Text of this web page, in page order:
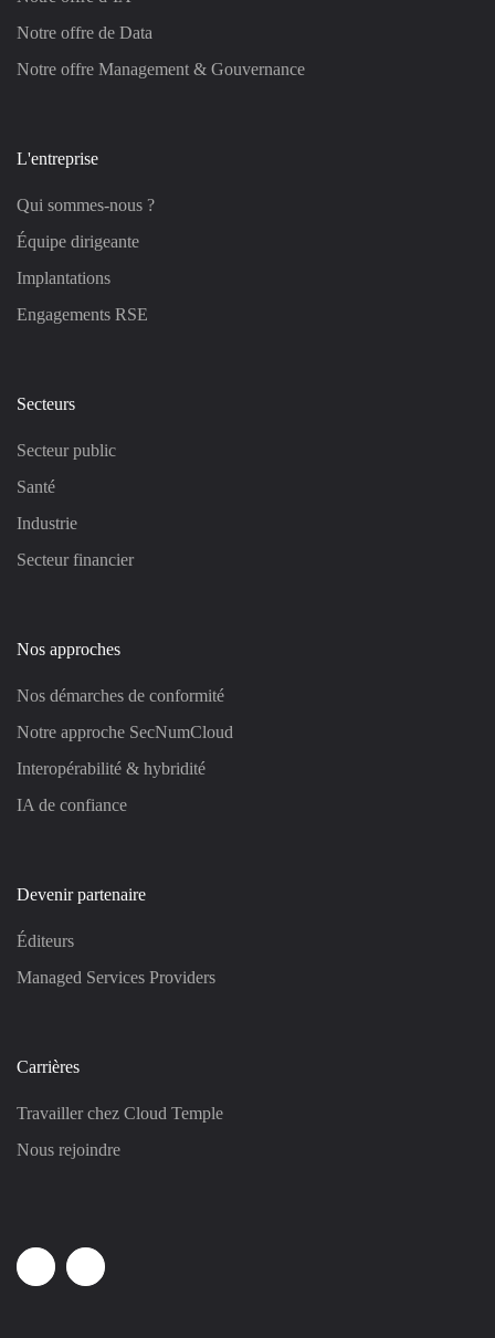
Notre offre de Data
Notre offre Management & Gouvernance
L'entreprise
Qui sommes-nous ?
Équipe dirigeante
Implantations
Engagements RSE
Secteurs
Secteur public
Santé
Industrie
Secteur financier
Nos approches
Nos démarches de conformité
Notre approche SecNumCloud
Interopérabilité & hybridité
IA de confiance
Devenir partenaire
Éditeurs
Managed Services Providers
Carrières
Travailler chez Cloud Temple
Nous rejoindre
LinkedinYoutube